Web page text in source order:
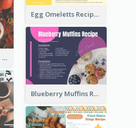
Egg Omeletts Recipe Card
Classic Pumpkin Pie Recipe Card
Blueberry Muffins Recipe Card